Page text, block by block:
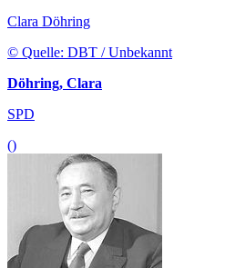
Clara Döhring
© Quelle: DBT / Unbekannt
Döhring, Clara
SPD
()